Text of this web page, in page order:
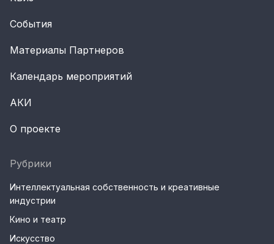
События
Материалы Партнеров
Календарь мероприятий
АКИ
О проекте
Рубрики
Интеллектуальная собственность и креативные
индустрии
Кино и театр
Искусство